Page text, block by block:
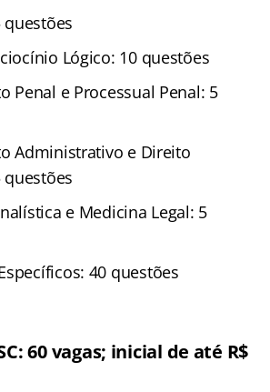
questões
Lógico: 10 questões
Penal e Processual Penal: 5
Administrativo e Direito
e Medicina Legal: 5
40 questões
60 vagas; inicial de até R$